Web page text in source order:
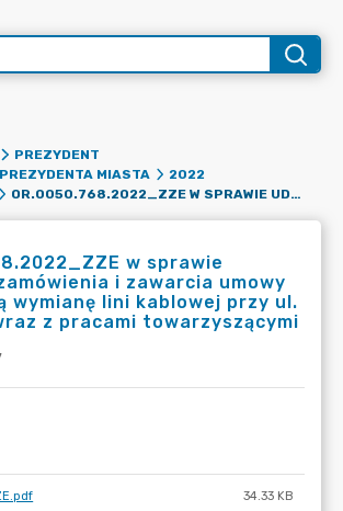
PREZYDENT
MIASTA
2022
OR.0050.768.2022_ZZE W SPRAWIE UDZIELENIA ZAMÓWIENIA I ZAWARCIA UMOWY NA AWARYJNĄ WYMIANĘ LINI KABLOWEJ PRZY UL. STODOLNEJ WRAZ Z PRACAMI TOWARZYSZĄCYMI
w sprawie
i zawarcia umowy
wymianę lini kablowej przy ul.
z pracami towarzyszącymi
34.33 KB